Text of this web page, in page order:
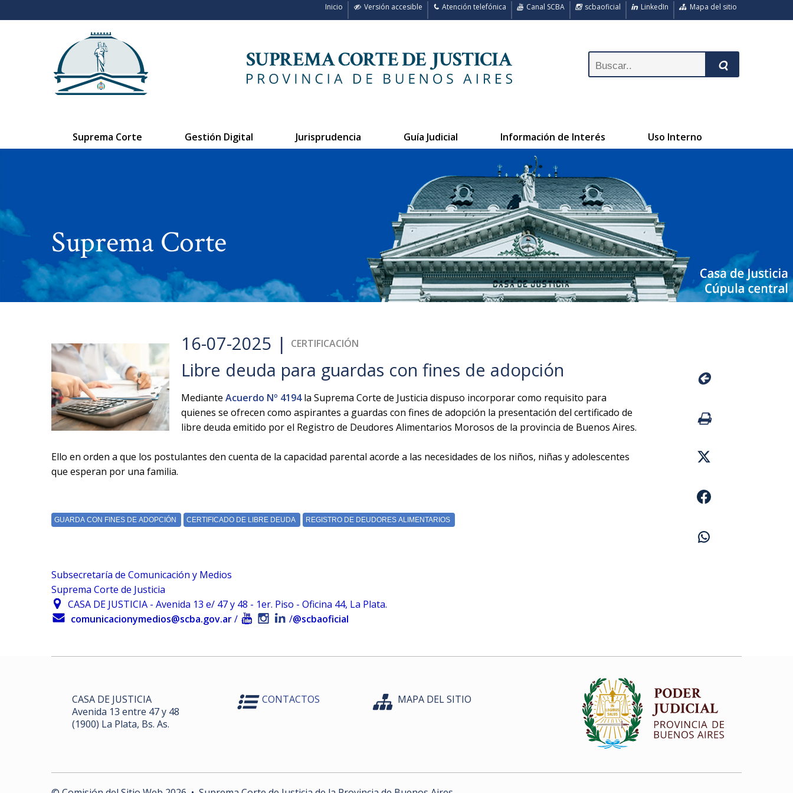
Mapa del sitio
LinkedIn
scbaoficial
Canal SCBA
Atención telefónica
Versión accesible
Inicio
Suprema Corte Gestión Digital Jurisprudencia Guía Judicial Información de Interés Uso Interno
Suprema Corte
16-07-2025 | CERTIFICACIÓN
Libre deuda para guardas con fines de adopción
Mediante Acuerdo Nº 4194la Suprema Corte de Justicia dispuso incorporar como requisito para
quienes se ofrecen como aspirantes a guardas con fines de adopción la presentación del certificado de
libre deuda emitido por el Registro de Deudores Alimentarios Morosos de la provincia de Buenos Aires.
Ello en orden a que los postulantes den cuenta de la capacidad parental acorde a las necesidades de los niños, niñas y adolescentes
que esperan por una familia.
Subsecretaría de Comunicación y Medios
Suprema Corte de Justicia
CASA DE JUSTICIA - Avenida 13 e/ 47 y 48 - 1er. Piso - Oficina 44, La Plata.
comunicacionymedios@scba.gov.ar/ /@scbaoficial
CASA DE JUSTICIA
Avenida 13 entre 47 y 48
(1900) La Plata, Bs. As.
CONTACTOS MAPA DEL SITIO